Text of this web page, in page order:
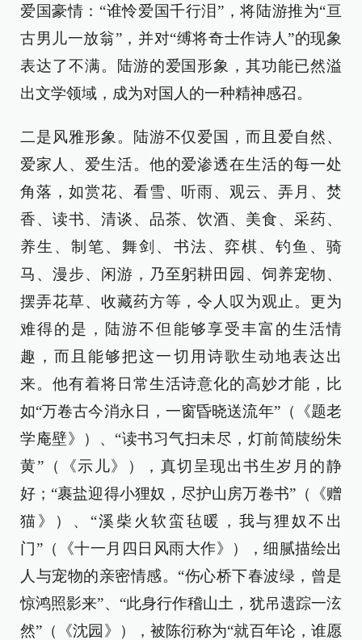
爱国豪情：“谁怜爱国千行泪”，将陆游推为“亘
古男儿一放翁”，并对“缚将奇士作诗人”的现象
表达了不满。陆游的爱国形象，其功能已然溢
出文学领域，成为对国人的一种精神感召。
二是风雅形象。陆游不仅爱国，而且爱自然、
爱家人、爱生活。他的爱渗透在生活的每一处
角落，如赏花、看雪、听雨、观云、弄月、焚
香、读书、清谈、品茶、饮酒、美食、采药、
养生、制笔、舞剑、书法、弈棋、钓鱼、骑
马、漫步、闲游，乃至躬耕田园、饲养宠物、
摆弄花草、收藏药方等，令人叹为观止。更为
难得的是，陆游不但能够享受丰富的生活情
趣，而且能够把这一切用诗歌生动地表达出
来。他有着将日常生活诗意化的高妙才能，比
如“万卷古今消永日，一窗昏晓送流年”（《题老
学庵壁》）、“读书习气扫未尽，灯前简牍纷朱
黄”（《示儿》），真切呈现出书生岁月的静
好；“裹盐迎得小狸奴，尽护山房万卷书”（《赠
猫》）、“溪柴火软蛮毡暖，我与狸奴不出
门”（《十一月四日风雨大作》），细腻描绘出
人与宠物的亲密情感。“伤心桥下春波绿，曾是
惊鸿照影来”、“此身行作稽山土，犹吊遗踪一泫
然”（《沈园》），被陈衍称为“就百年论，谁愿